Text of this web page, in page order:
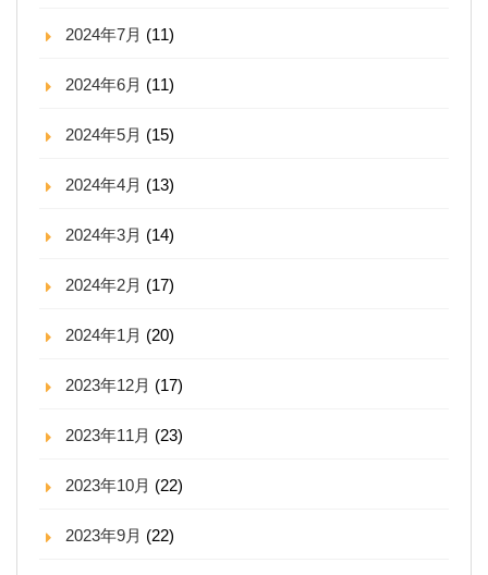
2024年7月 (11)
2024年6月 (11)
2024年5月 (15)
2024年4月 (13)
2024年3月 (14)
2024年2月 (17)
2024年1月 (20)
2023年12月 (17)
2023年11月 (23)
2023年10月 (22)
2023年9月 (22)